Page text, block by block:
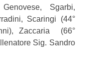
Sgarbi,
Scaringi (44°
Zaccaria
(66°
Sig. Sandro